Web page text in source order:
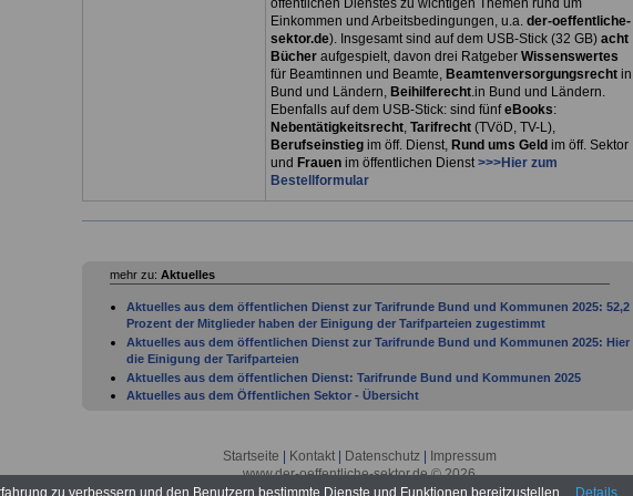
öffentlichen Dienstes zu wichtigen Themen rund um
Einkommen und Arbeitsbedingungen, u.a. der-oeffentliche-
sektor.de). Insgesamt sind auf dem USB-Stick (32 GB) acht
Bücher aufgespielt, davon drei Ratgeber Wissenswertes
für Beamtinnen und Beamte, Beamtenversorgungsrechtin
Bund und Ländern, Beihilferecht.in Bund und Ländern.
Ebenfalls auf dem USB-Stick: sind fünfeBooks:
Nebentätigkeitsrecht, Tarifrecht(TVöD, TV-L),
Berufseinstiegim öff. Dienst, Rund ums Geld im öff. Sektor
und Frauenim öffentlichen Dienst>>>Hier zum
Bestellformular
mehr zu: Aktuelles
Aktuelles aus dem öffentlichen Dienst zur Tarifrunde Bund und Kommunen 2025: 52,2
Prozent der Mitglieder haben der Einigung der Tarifparteien zugestimmt
Aktuelles aus dem öffentlichen Dienst zur Tarifrunde Bund und Kommunen 2025: Hier
die Einigung der Tarifparteien
Aktuelles aus dem öffentlichen Dienst: Tarifrunde Bund und Kommunen 2025
Aktuelles aus dem Öffentlichen Sektor - Übersicht
Aktuelles aus dem öffentlichen Sektor: Personalratswahlen 2016
Aktuelles aus der öffentlichen Verwaltung: 52. Jahrestagung des DBB in Köln eröffnet:
Heesen fordert nationalen Aktionsplan zur Sanierung der Staatsfinanzen; 10.01.2011
Startseite Kontakt Datenschutz
Impressum
www.der-oeffentliche-sektor.de © 2026
zu verbessern und den Benutzern bestimmte Dienste und Funktionen bereitzustellen.
Details